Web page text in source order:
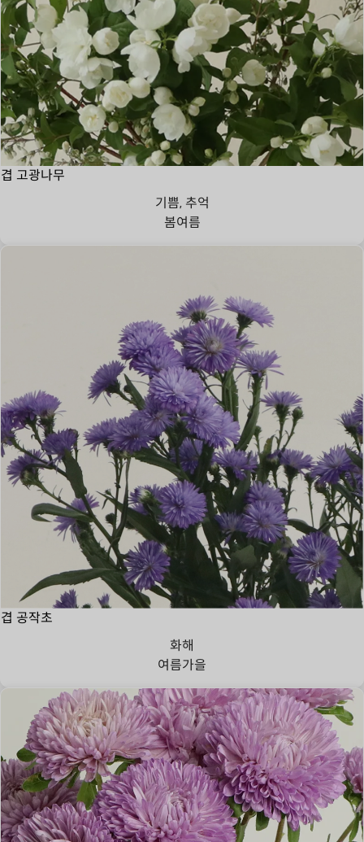
겹 고광나무
기쁨, 추억
봄여름
겹 공작초
화해
여름가을